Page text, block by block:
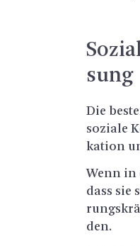
sung
Die
so­zia­le
ka­ti­on
Wenn in
dass sie
den.